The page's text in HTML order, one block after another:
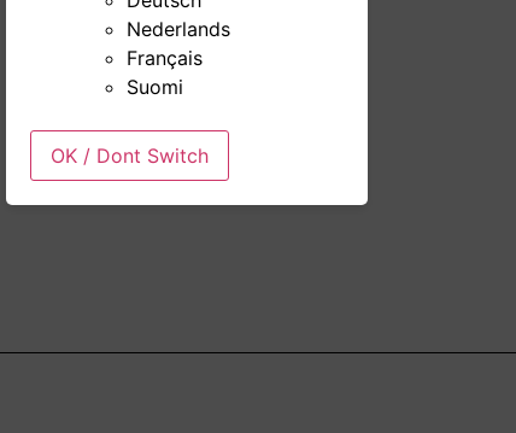
Nederlands
Français
Suomi
OK / Dont Switch